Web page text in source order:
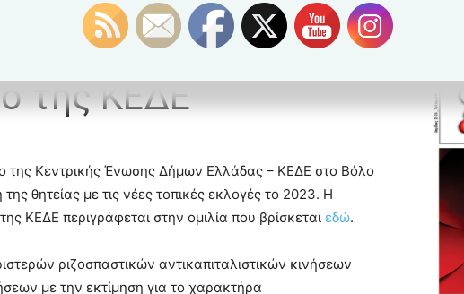
Ενημέρωση
της ΚΕΔΕ
της Κεντρικής Ένωσης Δήμων Ελλάδας – ΚΕΔΕ στο Βόλο
θητείας με τις νέες τοπικές εκλογές το 2023. Η
ΚΕΔΕ περιγράφεται στην ομιλία που βρίσκεται εδώ.
ριζοσπαστικών αντικαπιταλιστικών κινήσεων
με την εκτίμηση για το χαρακτήρα